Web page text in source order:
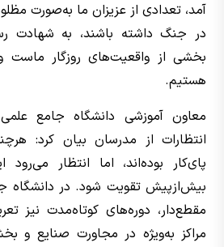
آمد، تعدادی از عزیزان ما به‌صورت
در جنگ داشته باشند، به شهادت
بخشی از واقعیت‌های روزگار ماست
هستیم.
معاون آموزشی دانشگاه جامع علمی
انتظارات از مدرسان بیان کرد:
پای‌کار بوده‌اند، اما انتظار
بیش‌ازپیش تقویت شود. در دانشگاه
مقطع‌دار، دوره‌های کوتاه‌مدت نیز
مراکز به‌ویژه در مجاورت صنایع و